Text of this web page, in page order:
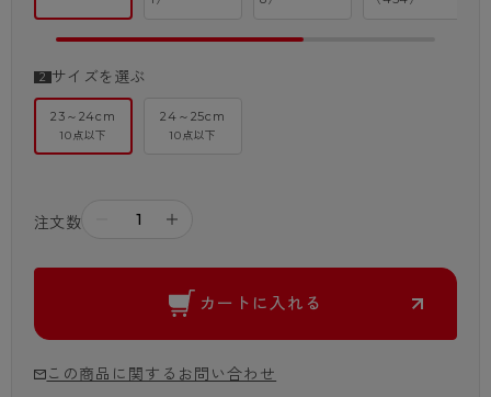
サイズを選ぶ
23～24cm
10点以下
24～25cm
10点以下
注文数 ＋
カートに入れる
この商品に関するお問い合わせ